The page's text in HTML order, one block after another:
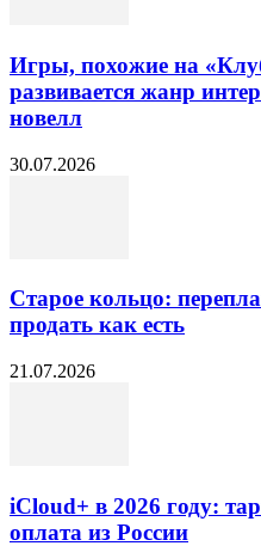
Игры, похожие на
развивается жанр
новелл
30.07.2026
Старое кольцо:
продать как есть
21.07.2026
iCloud+ в 2026 году:
оплата из России